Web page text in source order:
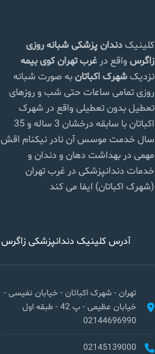
کلینیکدندان پزشکی شبانه روزی
زاگرس واقع در غرب تهرانکوی بیمه
نزدیکشهرک اکباتانبه صورت شبانه
روزی تمامی ساعات حتی شب و روزهای
تعطیل بدون تعطیلی واقع در شهرک
اکباتان با سابقه درخشان 3 ساله و 35
سال خدمت موسس آن نادر نیکنام اقش
مهمی در بهداشت دهان و دندان و
خدمات دندانپزشکی در غرب تهران
(شهرک اکباتان) ایفا می کند
آدرس کلینیک دندانپزشکی زاگرس
تهران - شهرک اکباتان - خیابان نفیسی -
خیابان عظیمی - پ 42 - طبقه اول
02144696990
02145139000